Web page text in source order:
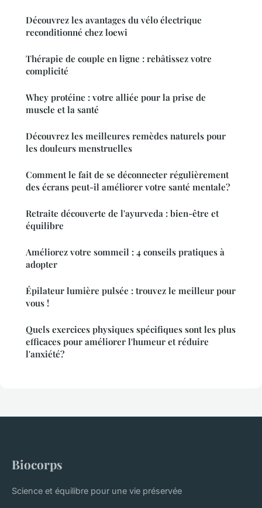
Découvrez les avantages du vélo électrique
reconditionné chez loewi
Thérapie de couple en ligne : rebâtissez votre
complicité
Whey protéine : votre alliée pour la prise de
muscle et la santé
Découvrez les meilleures remèdes naturels pour
les douleurs menstruelles
Comment le fait de se déconnecter régulièrement
des écrans peut-il améliorer votre santé mentale?
Retraite découverte de l'ayurveda : bien-être et
équilibre
Améliorez votre sommeil : 4 conseils pratiques à
adopter
Épilateur lumière pulsée : trouvez le meilleur pour
vous !
Quels exercices physiques spécifiques sont les plus
efficaces pour améliorer l'humeur et réduire
l'anxiété?
Biocorps
Science et équilibre pour une vie préservée